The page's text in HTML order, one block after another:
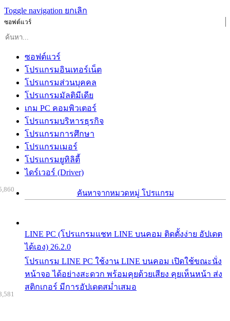
Toggle navigation ยกเลิก
ซอฟต์แวร์
ซอฟต์แวร์
โปรแกรมอินเทอร์เน็ต
โปรแกรมส่วนบุคคล
โปรแกรมมัลติมีเดีย
เกม PC คอมพิวเตอร์
โปรแกรมบริหารธุรกิจ
โปรแกรมการศึกษา
โปรแกรมเมอร์
โปรแกรมยูทิลิตี้
ไดร์เวอร์ (Driver)
ค้นหาจากหมวดหมู่ โปรแกรม
LINE PC (โปรแกรมแชท LINE บนคอม ติดตั้งง่าย อัปเดต
ได้เอง) 26.2.0
โปรแกรม LINE PC ใช้งาน LINE บนคอม เปิดใช้ขณะนั่ง
หน้าจอ ได้อย่างสะดวก พร้อมคุยด้วยเสียง คุยเห็นหน้า ส่ง
สติกเกอร์ มีการอัปเดตสม่ำเสมอ